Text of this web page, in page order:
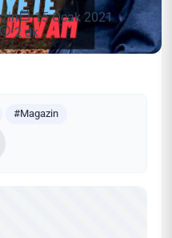
15 Ocak 2021
2 dk
#Magazin